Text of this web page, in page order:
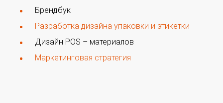
Брендбук
Разработка дизайна упаковки и этикетки
Дизайн POS – материалов
Маркетинговая стратегия